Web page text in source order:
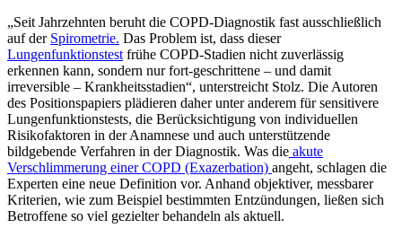
„Seit Jahrzehnten beruht die COPD-Diagnostik fast ausschließlich
auf der Spirometrie. Das Problem ist, dass dieser
Lungenfunktionstest frühe COPD-Stadien nicht zuverlässig
erkennen kann, sondern nur fort-geschrittene – und damit
irreversible – Krankheitsstadien“, unterstreicht Stolz. Die Autoren
des Positionspapiers plädieren daher unter anderem für sensitivere
Lungenfunktionstests, die Berücksichtigung von individuellen
Risikofaktoren in der Anamnese und auch unterstützende
bildgebende Verfahren in der Diagnostik. Was die akute
Verschlimmerung einer COPD (Exazerbation) angeht, schlagen die
Experten eine neue Definition vor. Anhand objektiver, messbarer
Kriterien, wie zum Beispiel bestimmten Entzündungen, ließen sich
Betroffene so viel gezielter behandeln als aktuell.